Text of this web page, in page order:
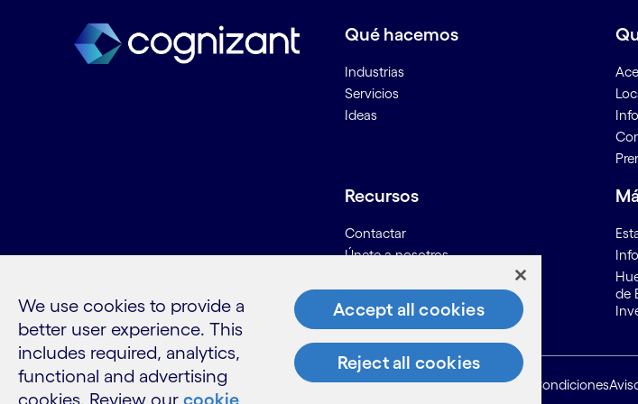
Qué hacemos
Industrias
Servicios
Ideas
Recursos
Contactar
Únete a nosotros
Información para proveedores
de
Mapa del sitio Condiciones
We use cookies to provide a
better user experience. This
includes required, analytics,
functional and advertising
cookies. Review our cookie
Accept all cookies
Reject all cookies